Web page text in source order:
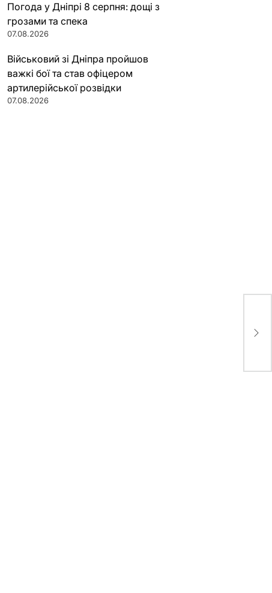
Погода у Дніпрі 8 серпня: дощі з
грозами та спека
07.08.2026
Військовий зі Дніпра пройшов
важкі бої та став офіцером
артилерійської розвідки
07.08.2026